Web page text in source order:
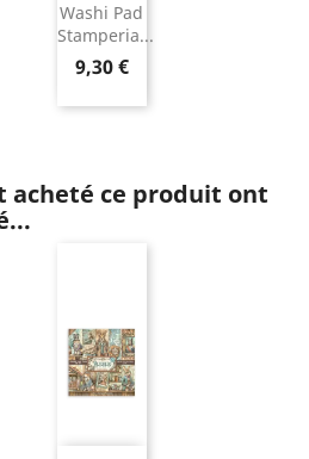
Washi Pad
Stamperia...
9,30 €
acheté ce produit ont